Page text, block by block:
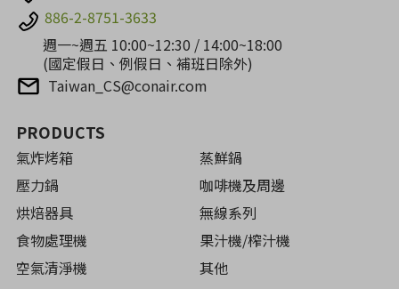
886-2-8751-3633
週一~週五 10:00~12:30 / 14:00~18:00
(國定假日、例假日、補班日除外)
Taiwan_CS@conair.com
PRODUCTS
氣炸烤箱
蒸鮮鍋
壓力鍋
咖啡機及周邊
烘焙器具
無線系列
食物處理機
果汁機/榨汁機
空氣清淨機
其他